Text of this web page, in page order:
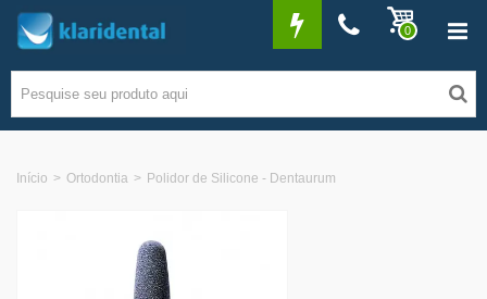
0
Início > Ortodontia > Polidor de Silicone - Dentaurum